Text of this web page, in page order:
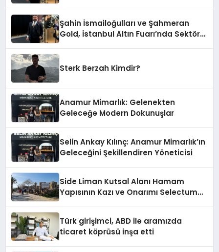
Şahin İsmailoğulları ve Şahmeran
Gold, İstanbul Altın Fuarı’nda Sektöre
Sterk Berzah Kimdir?
Anamur Mimarlık: Gelenekten
Geleceğe Modern Dokunuşlar
Selin Ankay Kılınç: Anamur Mimarlık’ın
Geleceğini Şekillendiren Yöneticisi
Side Liman Kutsal Alanı Hamam
Yapısının Kazı ve Onarımı Selectum
Türk girişimci, ABD ile aramızda
ticaret köprüsü inşa etti